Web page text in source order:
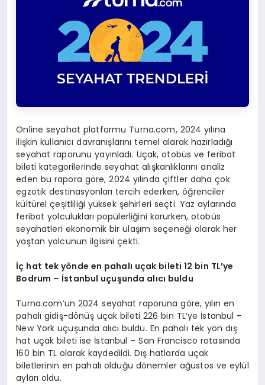
Online seyahat platformu Turna.com, 2024 yılına
ilişkin kullanıcı davranışlarını temel alarak hazırladığı
seyahat raporunu yayınladı. Uçak, otobüs ve feribot
bileti kategorilerinde seyahat alışkanlıklarını analiz
eden bu rapora göre, 2024 yılında çiftler daha çok
egzotik destinasyonları tercih ederken, öğrenciler
kültürel çeşitliliği yüksek şehirleri seçti. Yaz aylarında
feribot yolculukları popülerliğini korurken, otobüs
seyahatleri ekonomik bir ulaşım seçeneği olarak her
yaştan yolcunun ilgisini çekti.
İç hat tek yönde en pahalı uçak bileti 12 bin TL’ye
Bodrum – İstanbul uçuşunda alıcı buldu
Turna.com’un 2024 seyahat raporuna göre, yılın en
pahalı gidiş-dönüş uçak bileti 226 bin TL’ye İstanbul –
New York uçuşunda alıcı buldu. En pahalı tek yön dış
hat uçak bileti ise İstanbul – San Francisco rotasında
160 bin TL olarak kaydedildi. Dış hatlarda uçak
biletlerinin en pahalı olduğu dönemler ağustos ve eylül
ayları oldu.